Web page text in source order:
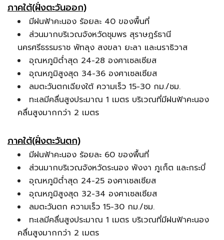
ภาคใต้(ฝั่งตะวันออก)
มีฝนฟ้าคะนอง ร้อยละ 40 ของพื้นที่
ส่วนมากบริเวณจังหวัดชุมพร สุราษฎร์ธานี
นครศรีธรรมราช พัทลุง สงขลา ยะลา และนราธิวาส
อุณหภูมิต่ำสุด 24-28 องศาเซลเซียส
อุณหภูมิสูงสุด 34-36 องศาเซลเซียส
ลมตะวันตกเฉียงใต้ ความเร็ว 15-30 กม./ชม.
ทะเลมีคลื่นสูงประมาณ 1 เมตร บริเวณที่มีฝนฟ้าคะนอง
คลื่นสูงมากกว่า 2 เมตร
ภาคใต้(ฝั่งตะวันตก)
มีฝนฟ้าคะนอง ร้อยละ 60 ของพื้นที่
ส่วนมากบริเวณจังหวัดระนอง พังงา ภูเก็ต และกระบี่
อุณหภูมิต่ำสุด 24-25 องศาเซลเซียส
อุณหภูมิสูงสุด 32-34 องศาเซลเซียส
ลมตะวันตก ความเร็ว 15-30 กม./ชม.
ทะเลมีคลื่นสูงประมาณ 1 เมตร บริเวณที่มีฝนฟ้าคะนอง
คลื่นสูงมากกว่า 2 เมตร